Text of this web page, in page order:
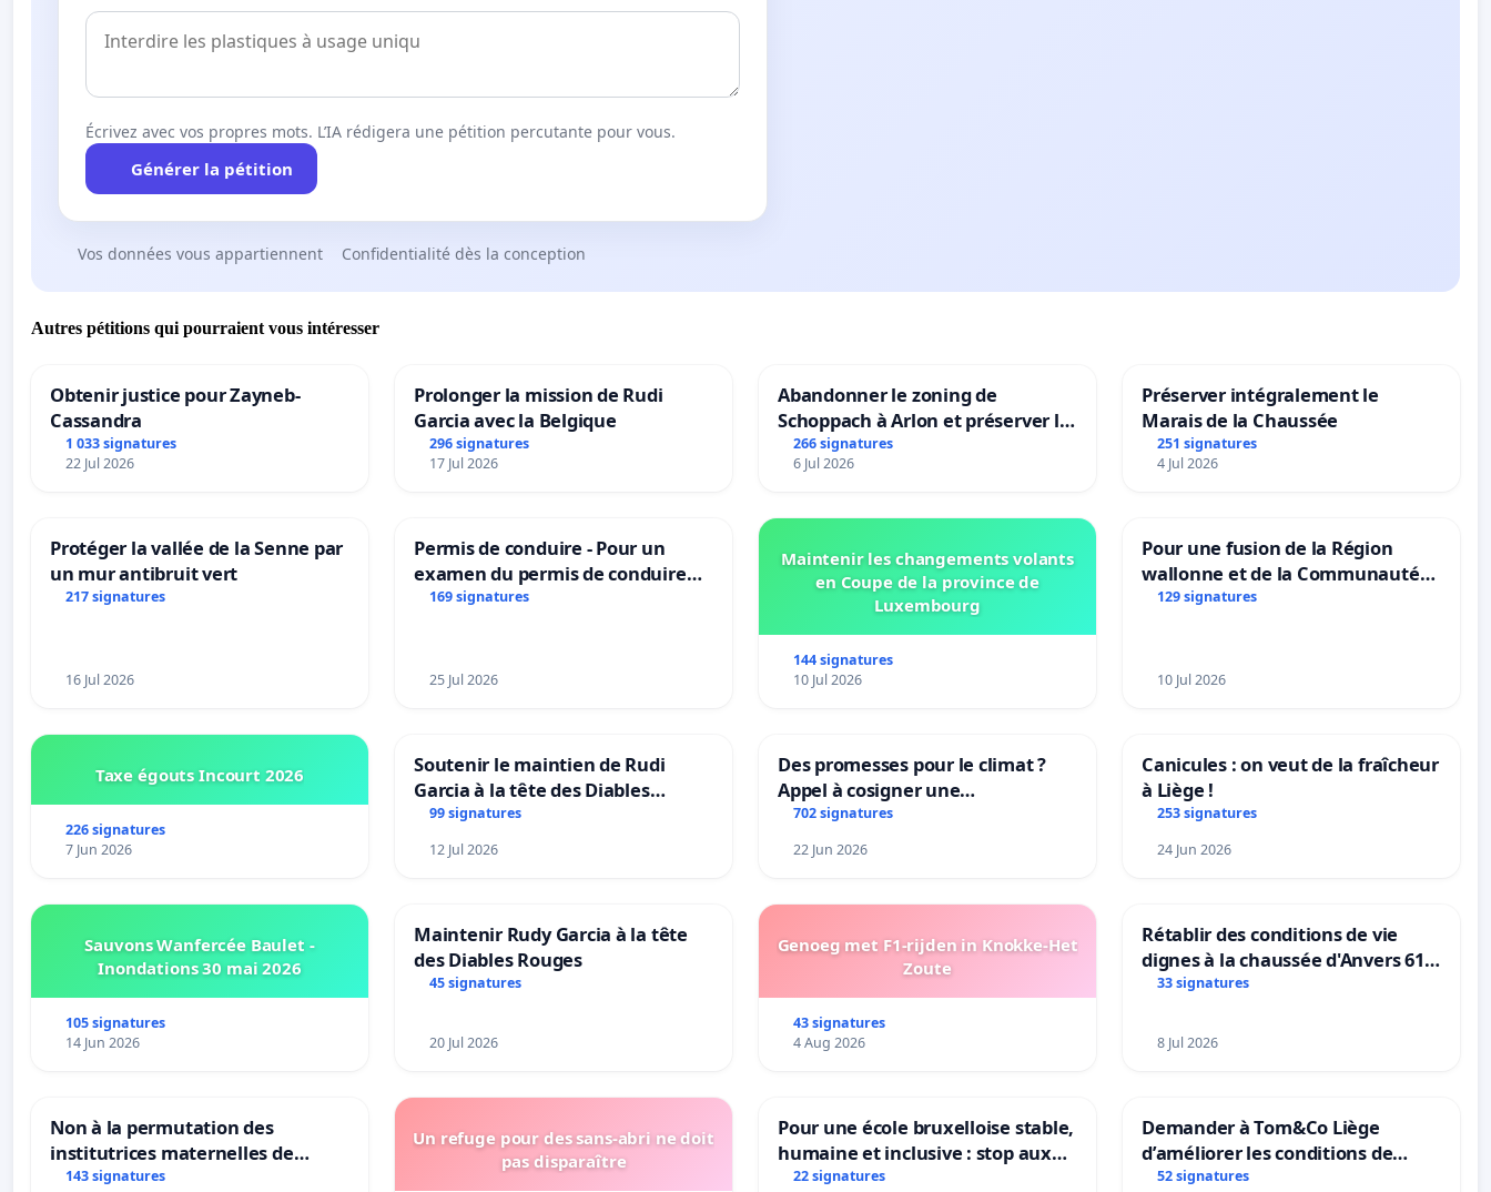
Écrivez avec vos propres mots. L’IA rédigera une pétition percutante pour vous.
Générer la pétition
Vos données vous appartiennent Confidentialité dès la conception
Autres pétitions qui pourraient vous intéresser
Obtenir justice pour Zayneb-
Cassandra
1 033 signatures
22 Jul 2026
Prolonger la mission de Rudi
Garcia avec la Belgique
296 signatures
17 Jul 2026
Abandonner le zoning de
Schoppach à Arlon et préserver le
site naturel
266 signatures
6 Jul 2026
Préserver intégralement le
Marais de la Chaussée
251 signatures
4 Jul 2026
Protéger la vallée de la Senne par
un mur antibruit vert
217 signatures
16 Jul 2026
Permis de conduire - Pour un
examen du permis de conduire
accessible dans plusieurs langues
169 signatures
25 Jul 2026
Maintenir les changements volants
en Coupe de la province de
Luxembourg
144 signatures
10 Jul 2026
Pour une fusion de la Région
wallonne et de la Communauté
française (Fédération Wallonie-
129 signatures
10 Jul 2026
Taxe égouts Incourt 2026
226 signatures
7 Jun 2026
Soutenir le maintien de Rudi
Garcia à la tête des Diables
Rouges |Teken voor het behoud
van Rudi Garcia als bondscoach
99 signatures
12 Jul 2026
Des promesses pour le climat ?
Appel à cosigner une
interpellation des ministres
wallons du climat et de
l’environnement.
702 signatures
22 Jun 2026
Canicules : on veut de la fraîcheur
à Liège !
253 signatures
24 Jun 2026
Sauvons Wanfercée Baulet -
Inondations 30 mai 2026
105 signatures
14 Jun 2026
Maintenir Rudy Garcia à la tête
des Diables Rouges
45 signatures
20 Jul 2026
Genoeg met F1-rijden in Knokke-Het
Zoute
43 signatures
4 Aug 2026
Rétablir des conditions de vie
dignes à la chaussée d'Anvers 61
et 63
33 signatures
8 Jul 2026
Non à la permutation des
institutrices maternelles de
Bléharies et Laplaigne !
143 signatures
Un refuge pour des sans-abri ne doit
pas disparaître
Pour une école bruxelloise stable,
humaine et inclusive : stop aux
réformes qui fragilisent le
22 signatures
Demander à Tom&Co Liège
d’améliorer les conditions de
présentation des animaux et de
52 signatures